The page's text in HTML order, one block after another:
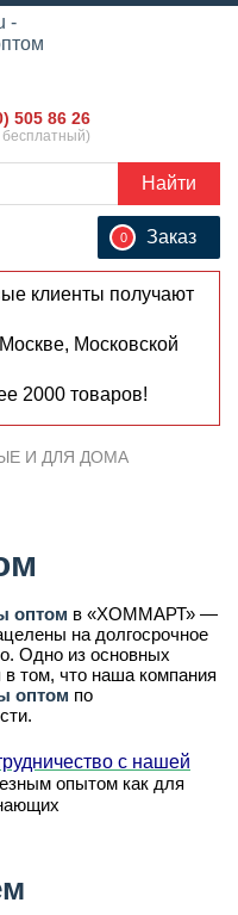
505 86 26
бесплатный)
0 Заказ
Найти
клиенты получают
Московской
2000 товаров!
И ДЛЯ ДОМА
оптом в «ХОММАРТ» —
на долгосрочное
Одно из основных
том, что наша компания
оптом по
с нашей
опытом как для